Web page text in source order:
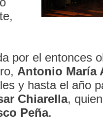
por el entonces
Antonio María
y hasta el año
Chiarella,
Peña.